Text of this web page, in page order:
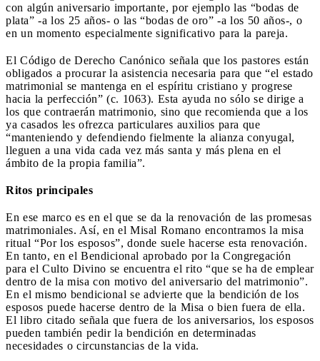
con algún aniversario importante, por ejemplo las “bodas de
plata” -a los 25 años- o las “bodas de oro” -a los 50 años-, o
en un momento especialmente significativo para la pareja.
El Código de Derecho Canónico señala que los pastores están
obligados a procurar la asistencia necesaria para que “el estado
matrimonial se mantenga en el espíritu cristiano y progrese
hacia la perfección” (c. 1063). Esta ayuda no sólo se dirige a
los que contraerán matrimonio, sino que recomienda que a los
ya casados les ofrezca particulares auxilios para que
“manteniendo y defendiendo fielmente la alianza conyugal,
lleguen a una vida cada vez más santa y más plena en el
ámbito de la propia familia”.
Ritos principales
En ese marco es en el que se da la renovación de las promesas
matrimoniales. Así, en el Misal Romano encontramos la misa
ritual “Por los esposos”, donde suele hacerse esta renovación.
En tanto, en el Bendicional aprobado por la Congregación
para el Culto Divino se encuentra el rito “que se ha de emplear
dentro de la misa con motivo del aniversario del matrimonio”.
En el mismo bendicional se advierte que la bendición de los
esposos puede hacerse dentro de la Misa o bien fuera de ella.
El libro citado señala que fuera de los aniversarios, los esposos
pueden también pedir la bendición en determinadas
necesidades o circunstancias de la vida.